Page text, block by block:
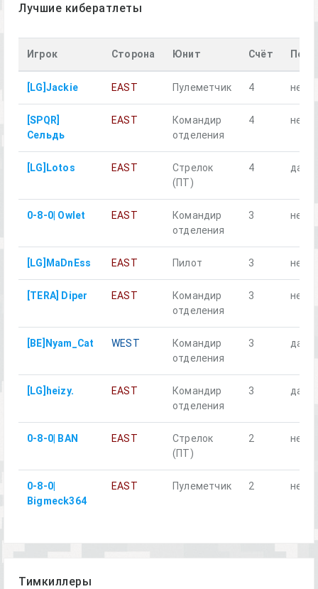
Лучшие кибератлеты
Игрок Сторона Юнит Счёт
[LG]Jackie EAST Пулеметчик 4 нет
[SPQR]
Сельдь
EAST
Командир
отделения
4 нет
[LG]Lotos EAST
Стрелок
(ПТ)
4 да
0-8-0| Owlet EAST
Командир
отделения
3 нет
[LG]MaDnEss EAST Пилот 3 нет
[TERA] Diper EAST
Командир
отделения
3 нет
[BE]Nyam_Cat WEST
Командир
отделения
3 да
[LG]heizy. EAST
Командир
отделения
3 да
0-8-0| BAN EAST
Стрелок
(ПТ)
2 нет
0-8-0|
Bigmeck364
EAST Пулеметчик 2 нет
Тимкиллеры